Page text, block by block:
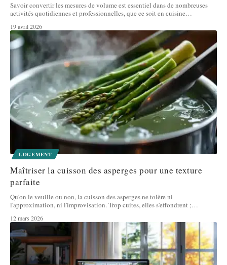
Savoir convertir les mesures de volume est essentiel dans de nombreuses
activités quotidiennes et professionnelles, que ce soit en cuisine…
19 avril 2026
LOGEMENT
Maîtriser la cuisson des asperges pour une texture
parfaite
Qu'on le veuille ou non, la cuisson des asperges ne tolère ni
l'approximation, ni l'improvisation. Trop cuites, elles s'effondrent ;…
12 mars 2026